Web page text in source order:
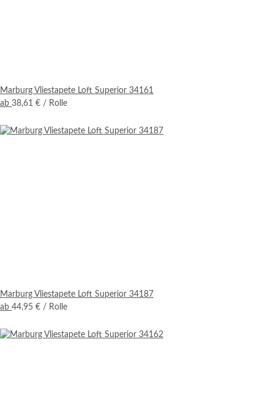
Marburg Vliestapete Loft Superior 34161
ab 38,61 € / Rolle
Marburg Vliestapete Loft Superior 34187
ab 44,95 € / Rolle